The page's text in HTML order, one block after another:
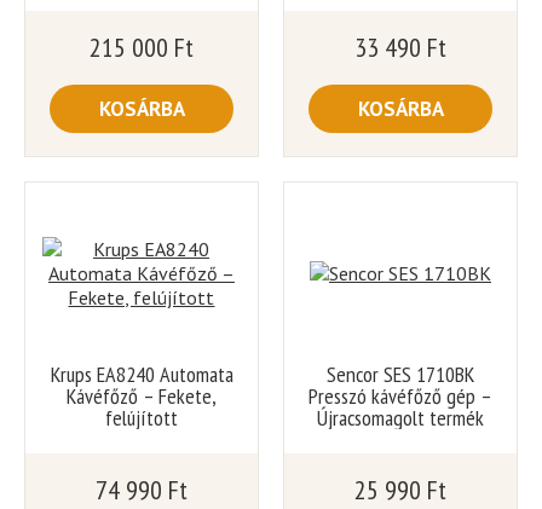
215 000 Ft
KOSÁRBA
33 490 Ft
KOSÁRBA
Krups EA8240 Automata
Kávéfőző – Fekete,
felújított
74 990 Ft
Sencor SES 1710BK
Presszó kávéfőző gép –
Újracsomagolt termék
25 990 Ft